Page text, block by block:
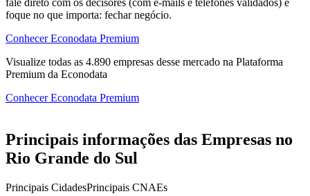
fale direto com os decisores (com e-mails e telefones validados) e
foque no que importa: fechar negócio.
Conhecer Econodata Premium
Visualize todas as 4.890 empresas desse mercado na Plataforma
Premium da Econodata
Conhecer Econodata Premium
Principais informações das Empresas no
Rio Grande do Sul
Principais CidadesPrincipais CNAEs